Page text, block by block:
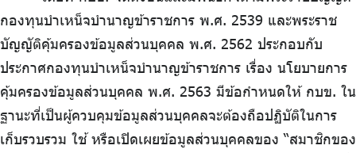
กองทุนบำเหน็จบำนาญข้าราชการ พ.ศ. 2539 และพระราช
บัญญัติคุ้มครองข้อมูลส่วนบุคคล พ.ศ. 2562 ประกอบกับ
ประกาศกองทุนบำเหน็จบำนาญข้าราชการ เรื่อง นโยบายการ
คุ้มครองข้อมูลส่วนบุคคล พ.ศ. 2563 มีข้อกำหนดให้ กบข. ใน
ฐานะที่เป็นผู้ควบคุมข้อมูลส่วนบุคคลจะต้องถือปฏิบัติในการ
เก็บรวบรวม ใช้ หรือเปิดเผยข้อมูลส่วนบุคคลของ “สมาชิกของ